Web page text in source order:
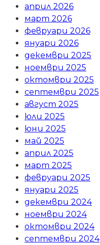
април 2026
март 2026
февруари 2026
януари 2026
декември 2025
ноември 2025
октомври 2025
септември 2025
август 2025
юли 2025
юни 2025
май 2025
април 2025
март 2025
февруари 2025
януари 2025
декември 2024
ноември 2024
октомври 2024
септември 2024